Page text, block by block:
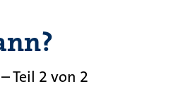
Teil 2 von 2